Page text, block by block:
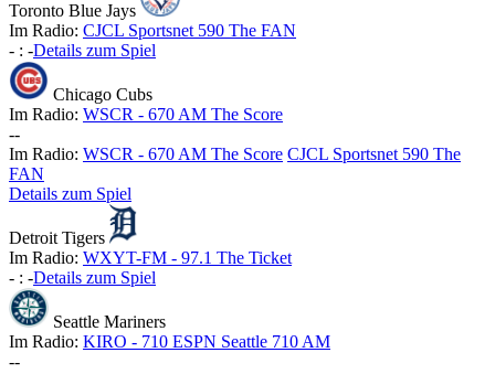
Toronto Blue Jays
Im Radio: CJCL Sportsnet 590 The FAN
- : -Details zum Spiel
Chicago Cubs
Im Radio: WSCR - 670 AM The Score
--
Im Radio: WSCR - 670 AM The Score CJCL Sportsnet 590 The
FAN
Details zum Spiel
Detroit Tigers
Im Radio: WXYT-FM - 97.1 The Ticket
- : -Details zum Spiel
Seattle Mariners
Im Radio: KIRO - 710 ESPN Seattle 710 AM
--